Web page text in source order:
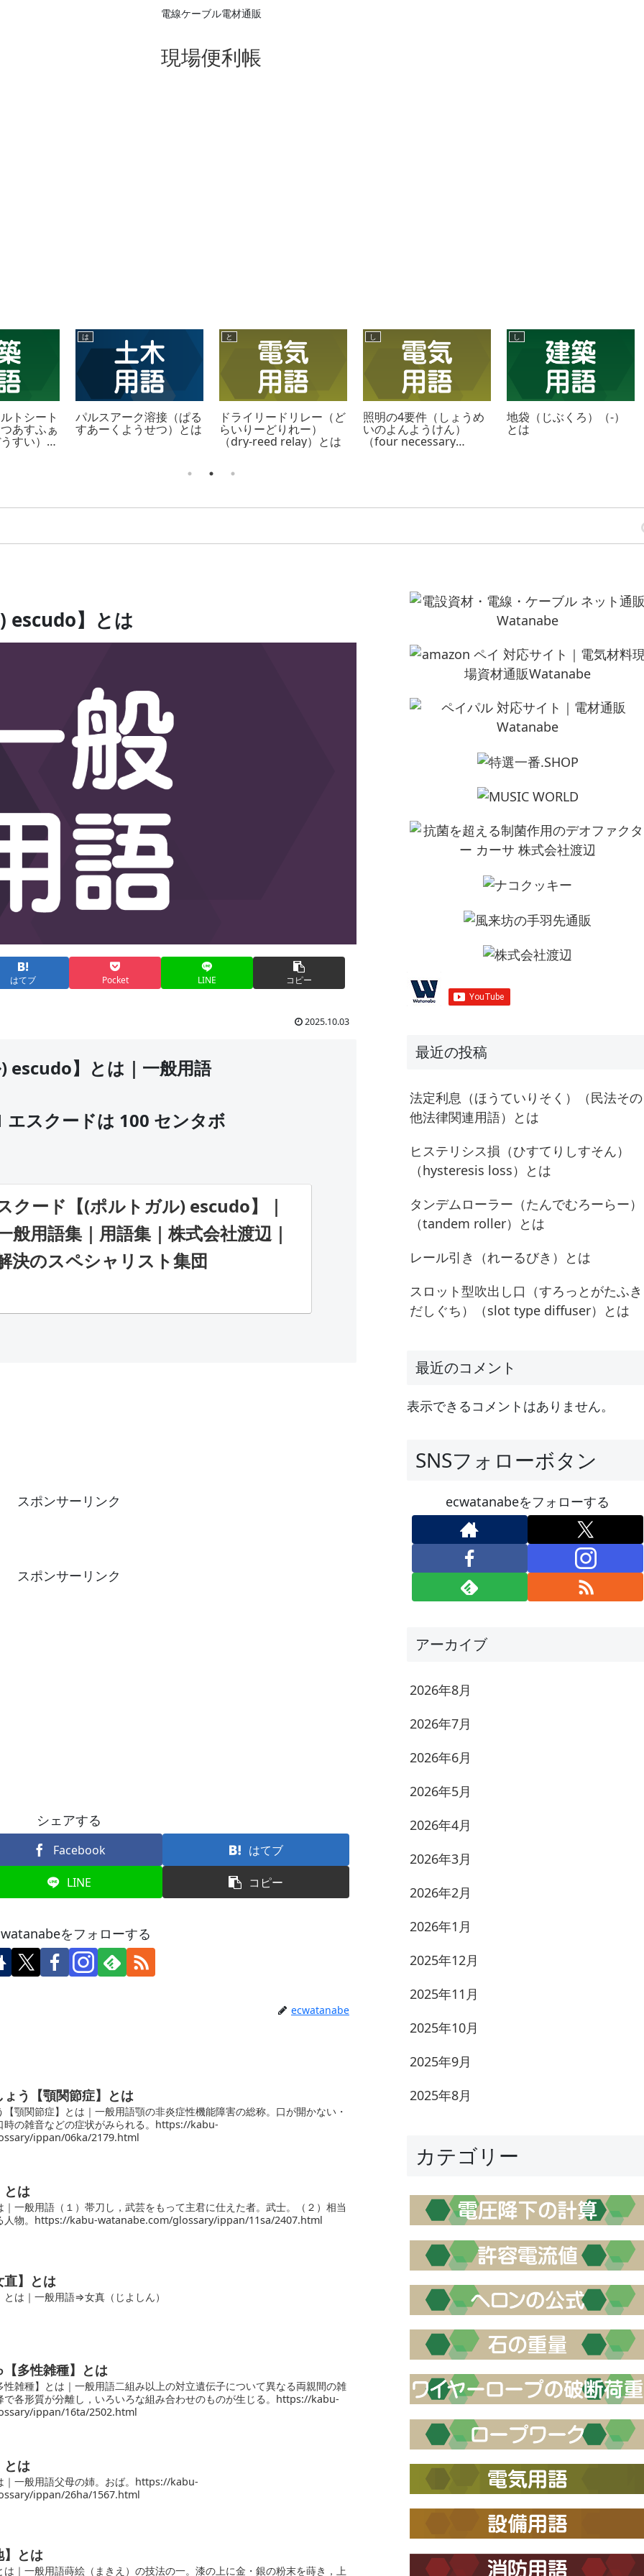
電線ケーブル電材通販
現場便利帳
トシート
あすふぁ
すい）
は
パルスアーク溶接（ぱる
すあーくようせつ）とは
と
ドライリードリレー（ど
らいりーどりれー）
（dry-reed relay）とは
し
照明の4要件（しょうめ
いのよんようけん）
（four necessary
し
地袋（じぶくろ）（-）
とは
escudo】とは
はてブ Pocket LINE コピー
2025.10.03
escudo】とは｜一般用語
スクードは 100 センタボ
ード【(ポルトガル) escudo】｜
般用語集｜用語集｜株式会社渡辺｜
決のスペシャリスト集団
スポンサーリンク
スポンサーリンク
シェアする
Facebook はてブ
LINE コピー
をフォローする
ecwatanabe
う【顎関節症】とは
顎関節症】とは｜一般用語顎の非炎症性機能障害の総称。口が開かない・
時の雑音などの症状がみられる。https://kabu-
ippan/06ka/2179.html
とは
一般用語（１）帯刀し，武芸をもって主君に仕えた者。武士。（２）相当
人物。https://kabu-watanabe.com/glossary/ippan/11sa/2407.html
】とは
は｜一般用語⇒女真（じよしん）
多性雑種】とは
性雑種】とは｜一般用語二組み以上の対立遺伝子について異なる両親間の雑
で各形質が分離し，いろいろな組み合わせのものが生じる。https://kabu-
ippan/16ta/2502.html
とは
｜一般用語父母の姉。おば。https://kabu-
ippan/26ha/1567.html
】とは
は｜一般用語蒔絵（まきえ）の技法の一。漆の上に金・銀の粉末を蒔き，上
最近の投稿
法定利息（ほうていりそく）（民法その
他法律関連用語）とは
ヒステリシス損（ひすてりしすそん）
（hysteresis loss）とは
タンデムローラー（たんでむろーらー）
（tandem roller）とは
レール引き（れーるびき）とは
スロット型吹出し口（すろっとがたふき
だしぐち）（slot type diffuser）とは
最近のコメント
表示できるコメントはありません。
SNSフォローボタン
ecwatanabeをフォローする
アーカイブ
2026年8月
2026年7月
2026年6月
2026年5月
2026年4月
2026年3月
2026年2月
2026年1月
2025年12月
2025年11月
2025年10月
2025年9月
2025年8月
カテゴリー